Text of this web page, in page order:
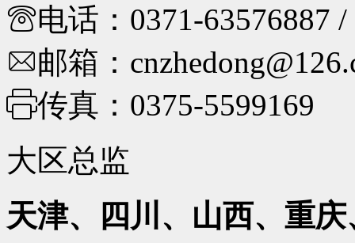
电话： 0371-63576887
邮箱：
传真： 0375-5599169
大区总监
天津、四川、山西、重